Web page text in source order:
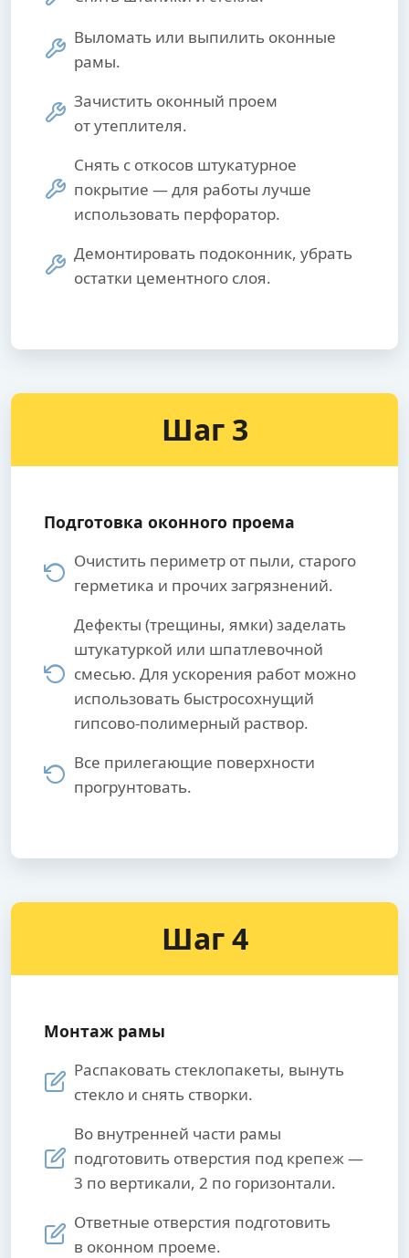
Выломать или выпилить оконные
рамы.
Зачистить оконный проем
от утеплителя.
Снять с откосов штукатурное
покрытие — для работы лучше
использовать перфоратор.
Демонтировать подоконник, убрать
остатки цементного слоя.
Шаг 3
Подготовка оконного проема
Очистить периметр от пыли, старого
герметика и прочих загрязнений.
Дефекты (трещины, ямки) заделать
штукатуркой или шпатлевочной
смесью. Для ускорения работ можно
использовать быстросохнущий
гипсово-полимерный раствор.
Все прилегающие поверхности
прогрунтовать.
Шаг 4
Монтаж рамы
Распаковать стеклопакеты, вынуть
стекло и снять створки.
Во внутренней части рамы
подготовить отверстия под крепеж —
3 по вертикали, 2 по горизонтали.
Ответные отверстия подготовить
в оконном проеме.